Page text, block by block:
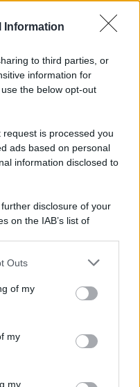
Information
to third parties, or
information for
the below opt-out
is processed you
ads based on personal
information disclosed to
disclosure of your
on the IAB’s list of
by us to third parties
one or more Google
information including but
You may click to
its third-party tags to
Outs
of my
my
my
misura sul Sambiase (2-1):
per Scafati: il club torna sul